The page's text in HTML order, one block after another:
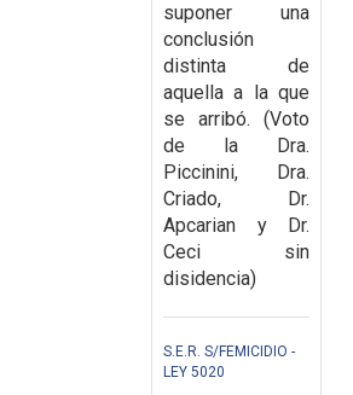
suponer una
conclusión
distinta de
aquella a la que
se arribó. (Voto
de la Dra.
Piccinini, Dra.
Criado, Dr.
Apcarian y Dr.
Ceci sin
disidencia)
S.E.R. S/FEMICIDIO -
LEY 5020